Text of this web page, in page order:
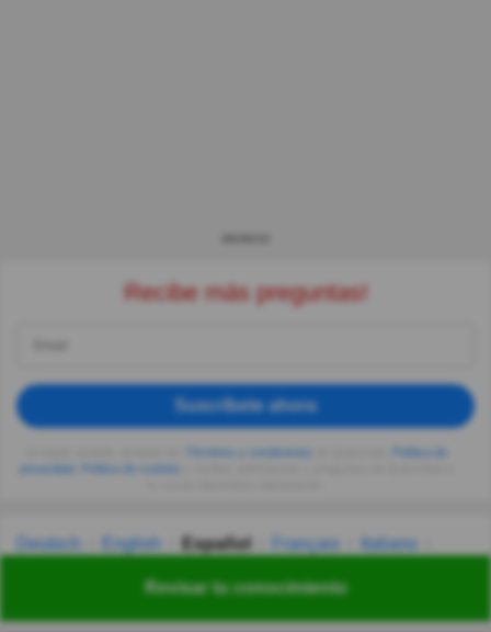
Revisar tu conocimiento
Recibe más preguntas!
Suscríbete ahora
privacidad
Deutsch English Español Français
Italiano
Українська हिन्दी 한국어 汉语